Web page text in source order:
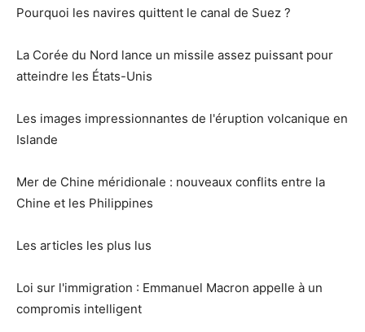
Pourquoi les navires quittent le canal de Suez ?
La Corée du Nord lance un missile assez puissant pour
atteindre les États-Unis
Les images impressionnantes de l'éruption volcanique en
Islande
Mer de Chine méridionale : nouveaux conflits entre la
Chine et les Philippines
Les articles les plus lus
Loi sur l'immigration : Emmanuel Macron appelle à un
compromis intelligent